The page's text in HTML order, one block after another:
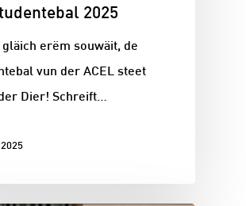
2025
gläich erëm souwäit, de
vun der ACEL steet
Dier! Schreift…